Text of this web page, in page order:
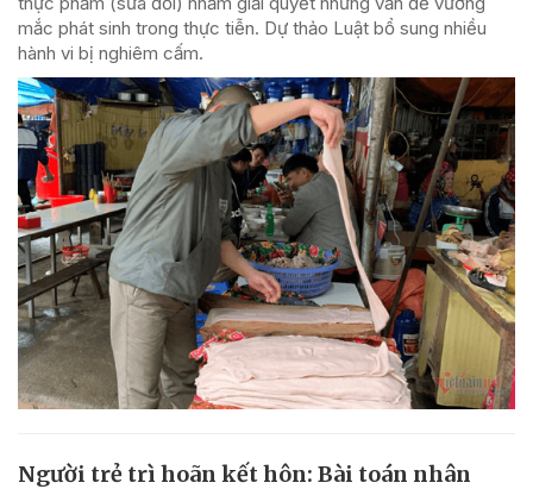
mắc phát sinh trong thực tiễn. Dự thảo Luật bổ sung nhiều
hành vi bị nghiêm cấm.
Người trẻ trì hoãn kết hôn: Bài toán nhân